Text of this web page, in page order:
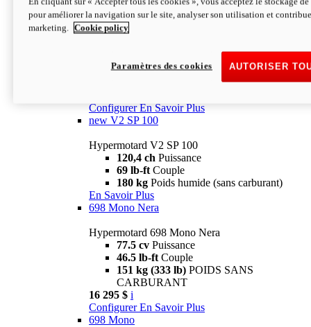
Configurer En Savoir Plus
newV2 SP
69 lb-ftCouple
Poids humide (sans carburant)
Configurer En Savoir Plus
new V2 SP 100
Hypermotard V2 SP 100
120,4 ch Puissance
69 lb-ft Couple
180 kg Poids humide (sans carburant)
En Savoir Plus
698 Mono Nera
Hypermotard 698 Mono Nera
77.5 cv Puissance
46.5 lb-ft Couple
151 kg (333 lb) POIDS SANS
CARBURANT
16 295 $ i
Configurer En Savoir Plus
698 Mono
pour améliorer la navigation sur le site, analyser son utilisation et
marketing.
Cookie policy
AUTORISER
Paramètres des cookies